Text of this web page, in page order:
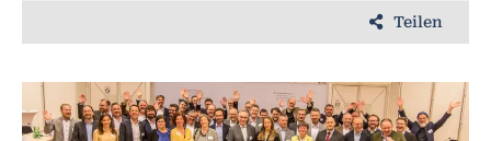
Teilen